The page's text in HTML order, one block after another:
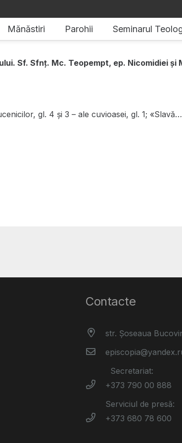
Mănăstiri Parohii Seminarul
Sf. Sfnț. Mc. Teopempt, ep. Nicomidiei și
gl. 4 și 3 – ale cuvioasei, gl. 1;
Contacte
str. Șoseaua
Secretariat:
+373 790 00 888
Serviciul de presă:
+373 680 78 600